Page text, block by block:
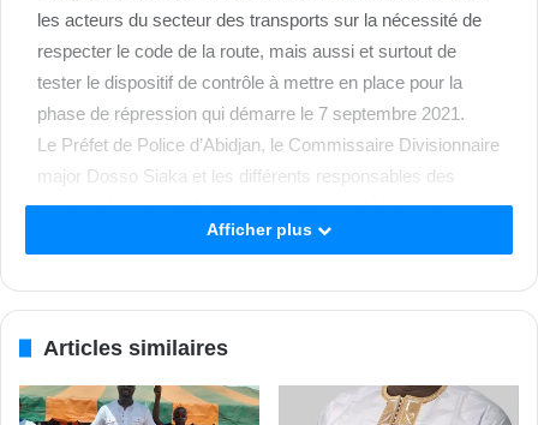
les acteurs du secteur des transports sur la nécessité de
respecter le code de la route, mais aussi et surtout de
tester le dispositif de contrôle à mettre en place pour la
phase de répression qui démarre le 7 septembre 2021.
Le Préfet de Police d’Abidjan, le Commissaire Divisionnaire
major Dosso Siaka et les différents responsables des
districts de police d’Abidjan et des unités de la circulation
visitent depuis ce lundi 23 août 2021 plusieurs espaces
Cocody (carrefour la Vie, Riviera 3, Faya, Feh Kessé, Saint
Afficher plus
Articles similaires